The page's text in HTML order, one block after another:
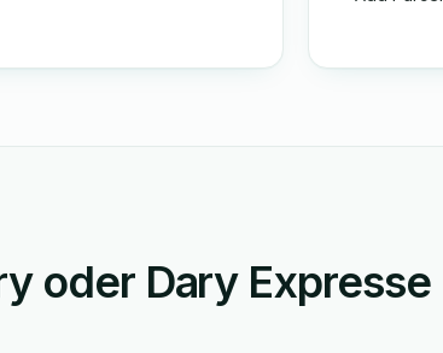
oder Dary Expresse